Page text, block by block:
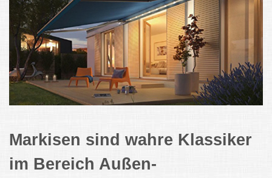
Markisen sind wahre Klassiker
im Bereich Außen-